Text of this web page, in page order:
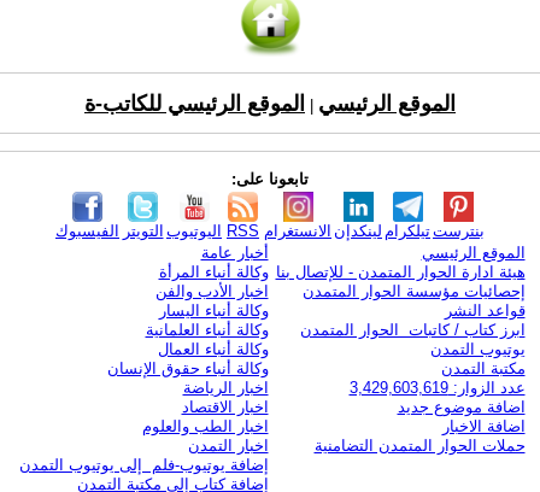
الموقع الرئيسي الموقع الرئيسي للكاتب-ة
تابعونا على:
الفيسبوك التويتر اليوتيوب RSS الانستغرام لينكدإن تيلكرامبنترست
الموقع الرئيسي
هيئة ادارة الحوار المتمدن - للإتصال بنا
إحصائيات مؤسسة الحوار المتمدن
قواعد النشر
ابرز كتاب / كاتبات الحوار المتمدن
يوتيوب التمدن
مكتبة التمدن
عدد الزوار: 3,429,603,619
اضافة موضوع جديد
اضافة الاخبار
حملات الحوار المتمدن التضامنية
أخبار عامة
وكالة أنباء المرأة
اخبار الأدب والفن
وكالة أنباء اليسار
وكالة أنباء العلمانية
وكالة أنباء العمال
وكالة أنباء حقوق الإنسان
اخبار الرياضة
اخبار الاقتصاد
اخبار الطب والعلوم
اخبار التمدن
إضافة يوتيوب-فلم إلى يوتيوب التمدن
إضافة كتاب إلى مكتبة التمدن